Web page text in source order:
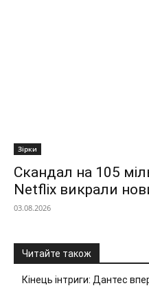
Зірки
Скандал на 105
Netflix викрали
03.08.2026
Читайте також
Кінець інтриги: Дантес